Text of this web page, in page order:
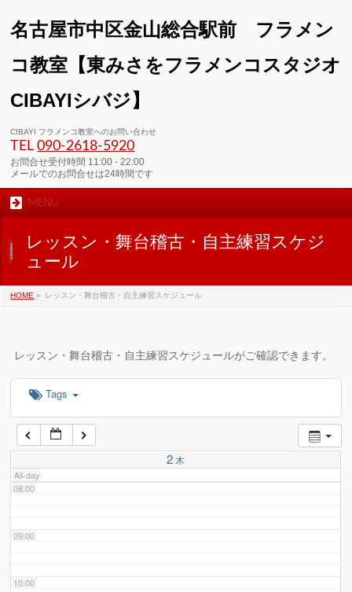
名古屋市中区金山総合駅前 フラメン
コ教室【東みさをフラメンコスタジオ
CIBAYIシバジ】
CIBAYI フラメンコ教室へのお問い合わせ
TEL090-2618‐5920
お問合せ受付時間 11:00 - 22:00
メールでのお問合せは24時間です
MENU
レッスン・舞台稽古・自主練習スケジ
ュール
HOME » レッスン・舞台稽古・自主練習スケジュール
レッスン・舞台稽古・自主練習スケジュールがご確認できます。
Tags
2 木
All-day
01:00
02:00
03:00
04:00
06:00
07:00
08:00
09:00
10:00